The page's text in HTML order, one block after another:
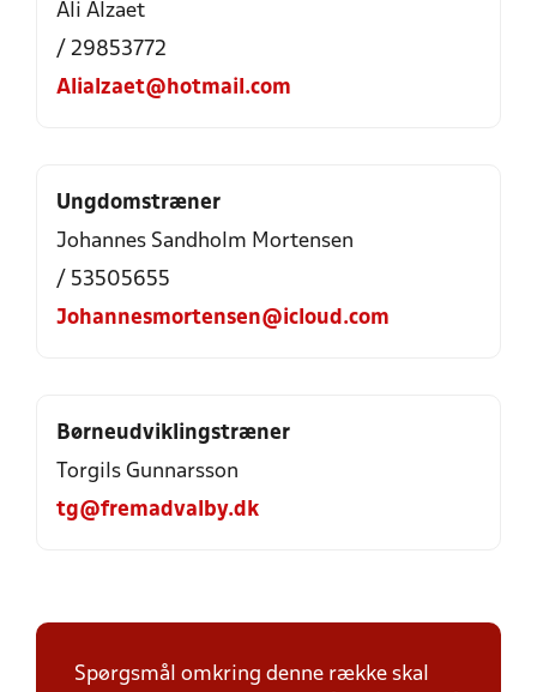
Ali Alzaet
/ 29853772
Alialzaet@hotmail.com
Ungdomstræner
Johannes Sandholm Mortensen
/ 53505655
Johannesmortensen@icloud.com
Børneudviklingstræner
Torgils Gunnarsson
tg@fremadvalby.dk
Spørgsmål omkring denne række skal